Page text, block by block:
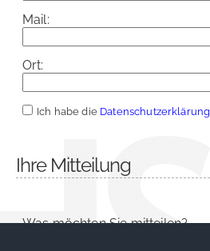
Mail:
Ort:
Ich habe die Datenschutzerklärung
Ihre Mitteilung
Was möchten Sie mitteilen?